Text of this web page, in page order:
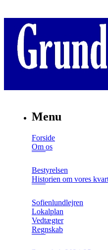
Menu
Forside
Om os
Bestyrelsen
Historien om vores
Sofienlundlejren
Lokalplan
Vedtægter
Regnskab